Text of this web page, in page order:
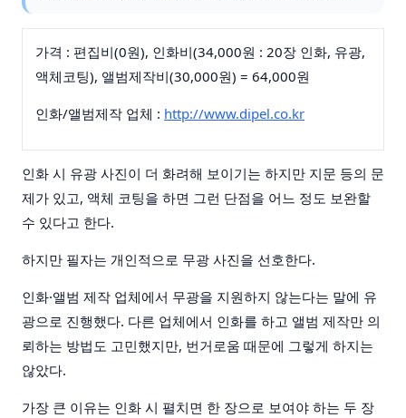
가격 : 편집비(0원), 인화비(34,000원 : 20장 인화, 유광,
액체코팅), 앨범제작비(30,000원) = 64,000원
인화/앨범제작 업체 : http://www.dipel.co.kr
인화 시 유광 사진이 더 화려해 보이기는 하지만 지문 등의 문
제가 있고, 액체 코팅을 하면 그런 단점을 어느 정도 보완할
수 있다고 한다.
하지만 필자는 개인적으로 무광 사진을 선호한다.
인화·앨범 제작 업체에서 무광을 지원하지 않는다는 말에 유
광으로 진행했다. 다른 업체에서 인화를 하고 앨범 제작만 의
뢰하는 방법도 고민했지만, 번거로움 때문에 그렇게 하지는
않았다.
가장 큰 이유는 인화 시 펼치면 한 장으로 보여야 하는 두 장